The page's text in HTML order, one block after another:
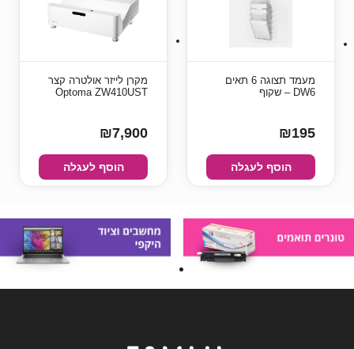
מעמד תצוגה 6 תאים
DW6 – שקוף
₪195
הוסף לעגלה
מקרן לייזר אולטרה קצר
Optoma ZW410UST
₪7,900
הוסף לעגלה